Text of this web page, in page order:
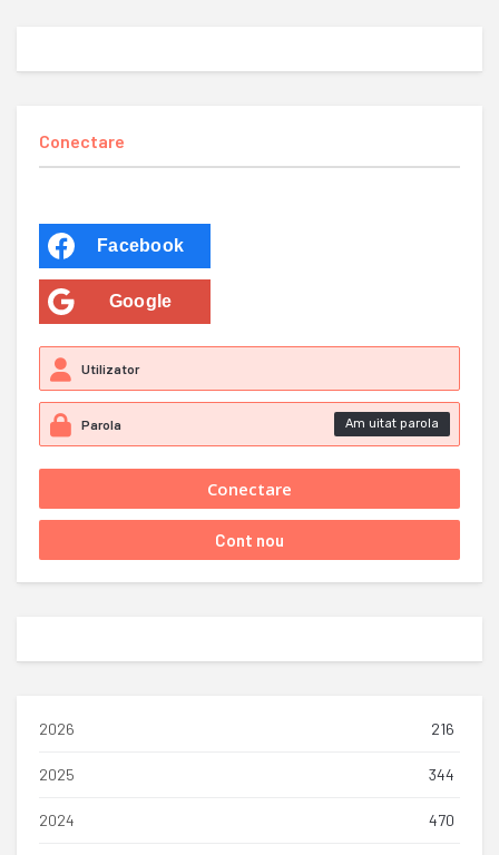
Conectare
Facebook
Google
Am uitat parola
2026 216
2025 344
2024 470